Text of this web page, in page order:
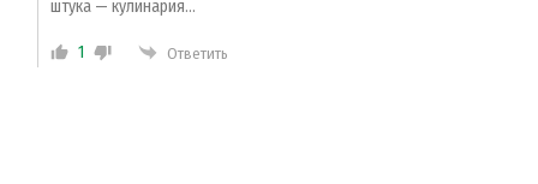
штука — кулинария…
1 Ответить